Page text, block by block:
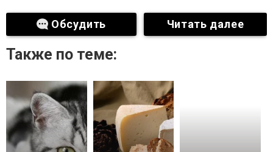
Обсудить Читать далее
Также по теме: